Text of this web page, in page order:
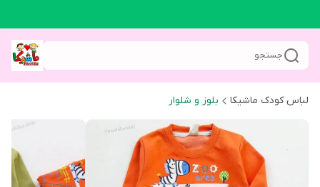
جستجو
لباس کودک ماشیکا بلوز و شلوار